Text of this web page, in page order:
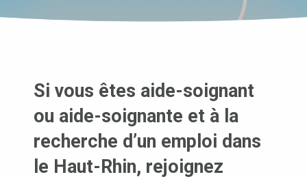
Si vous êtes aide-soignant
ou aide-soignante et à la
recherche d’un emploi dans
le Haut-Rhin, rejoignez